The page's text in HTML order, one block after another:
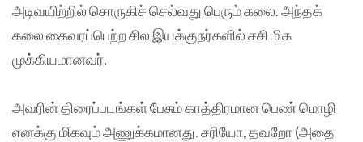
அடிவயிற்றில் சொருகிச் செல்வது பெரும் கலை. அந்தக்
கலை கைவரப்பெற்ற சில இயக்குநர்களில் சசி மிக
முக்கியமானவர்.
அவரின் திரைப்படங்கள் பேசும் காத்திரமான பெண் மொழி
எனக்கு மிகவும் அணுக்கமானது. சரியோ, தவறோ (அதை